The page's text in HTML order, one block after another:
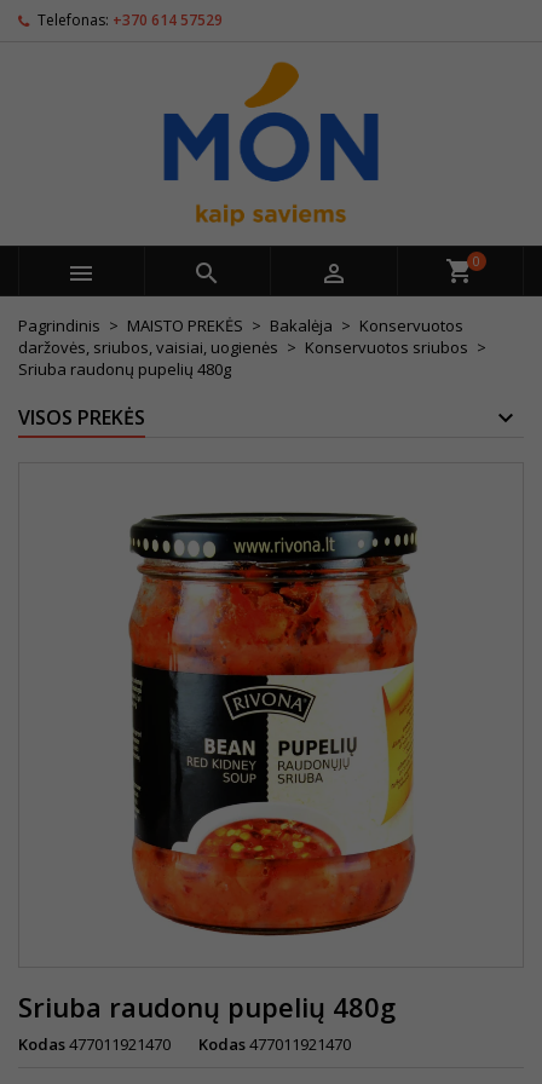
Telefonas: +370 614 57529
   0
Pagrindinis MAISTO PREKĖS Bakalėja
Konservuotos
daržovės, sriubos, vaisiai, uogienės
Konservuotos sriubos
Sriuba raudonų pupelių 480g
VISOS PREKĖS
Sriuba raudonų pupelių 480g
Kodas477011921470 Kodas477011921470